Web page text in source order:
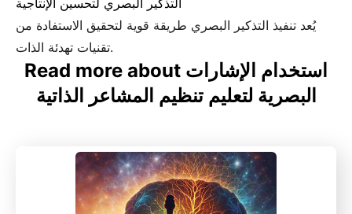
التذكير البصري لتحسين الإنتاجية
يُعد تنفيذ التذكير البصري طريقة قوية لتحقيق الاستفادة من
تقنيات تهدئة الذات.
Read more about استخدام الإشارات
البصرية لتعليم تنظيم المشاعر الذاتية